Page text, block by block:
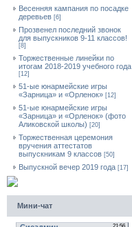
Весенняя кампания по посадке
деревьев [6]
Прозвенел последний звонок
для выпускников 9-11 классов!
[8]
Торжественные линейки по
итогам 2018-2019 учебного года
[12]
51-ые юнармейские игры
«Зарница» и «Орленок» [12]
51-ые юнармейские игры
«Зарница» и «Орленок» (фото
Аликовской школы) [20]
Торжественная церемония
вручения аттестатов
выпускникам 9 классов [50]
Выпускной вечер 2019 года [17]
Мини-чат